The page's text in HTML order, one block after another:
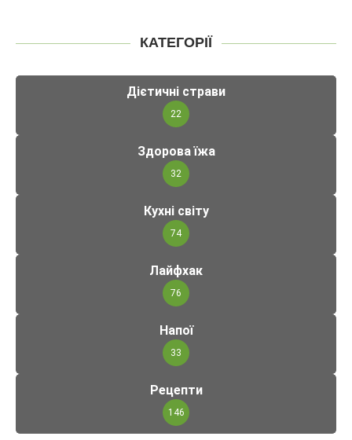
КАТЕГОРІЇ
Дієтичні страви
22
Здорова їжа
32
Кухні світу
74
Лайфхак
76
Напої
33
Рецепти
146